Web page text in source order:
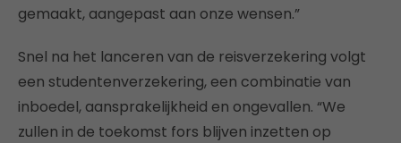
gemaakt, aangepast aan onze wensen.”
Snel na het lanceren van de reisverzekering volgt
een studentenverzekering, een combinatie van
inboedel, aansprakelijkheid en ongevallen. “We
zullen in de toekomst fors blijven inzetten op